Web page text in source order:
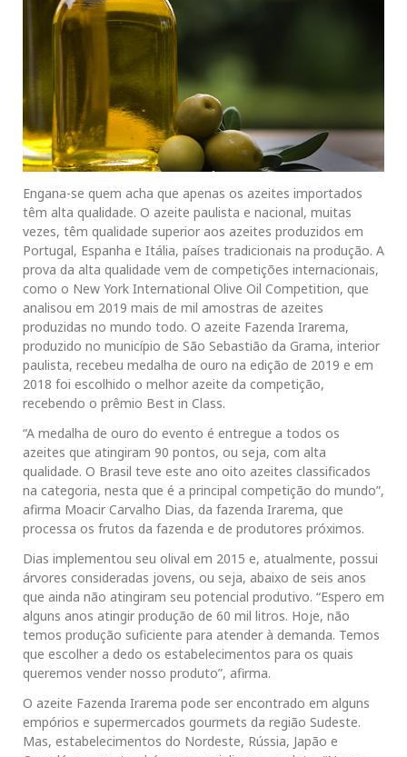
Engana-se quem acha que apenas os azeites importados
têm alta qualidade. O azeite paulista e nacional, muitas
vezes, têm qualidade superior aos azeites produzidos em
Portugal, Espanha e Itália, países tradicionais na produção. A
prova da alta qualidade vem de competições internacionais,
como o New York International Olive Oil Competition, que
analisou em 2019 mais de mil amostras de azeites
produzidas no mundo todo. O azeite Fazenda Irarema,
produzido no município de São Sebastião da Grama, interior
paulista, recebeu medalha de ouro na edição de 2019 e em
2018 foi escolhido o melhor azeite da competição,
recebendo o prêmio Best in Class.
“A medalha de ouro do evento é entregue a todos os
azeites que atingiram 90 pontos, ou seja, com alta
qualidade. O Brasil teve este ano oito azeites classificados
na categoria, nesta que é a principal competição do mundo”,
afirma Moacir Carvalho Dias, da fazenda Irarema, que
processa os frutos da fazenda e de produtores próximos.
Dias implementou seu olival em 2015 e, atualmente, possui
árvores consideradas jovens, ou seja, abaixo de seis anos
que ainda não atingiram seu potencial produtivo. “Espero em
alguns anos atingir produção de 60 mil litros. Hoje, não
temos produção suficiente para atender à demanda. Temos
que escolher a dedo os estabelecimentos para os quais
queremos vender nosso produto”, afirma.
O azeite Fazenda Irarema pode ser encontrado em alguns
empórios e supermercados gourmets da região Sudeste.
Mas, estabelecimentos do Nordeste, Rússia, Japão e